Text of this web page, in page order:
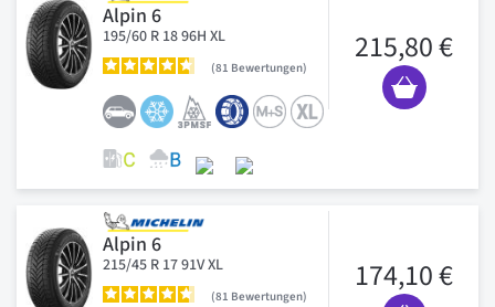
Alpin 6
195/60 R 18 96H XL
81 Bewertungen
215,80 €
Alpin 6
215/45 R 17 91V XL
81 Bewertungen
174,10 €